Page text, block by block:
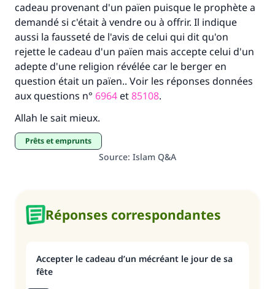
cadeau provenant d'un païen puisque le prophète a
demandé si c'était à vendre ou à offrir. Il indique
aussi la fausseté de l'avis de celui qui dit qu'on
rejette le cadeau d'un païen mais accepte celui d'un
adepte d'une religion révélée car le berger en
question était un païen.. Voir les réponses données
aux questions n° 6964 et85108.
Allah le sait mieux.
prêts et emprunts
Source: Islam Q&A
Réponses correspondantes
Accepter le cadeau d’un mécréant le jour de sa
fête